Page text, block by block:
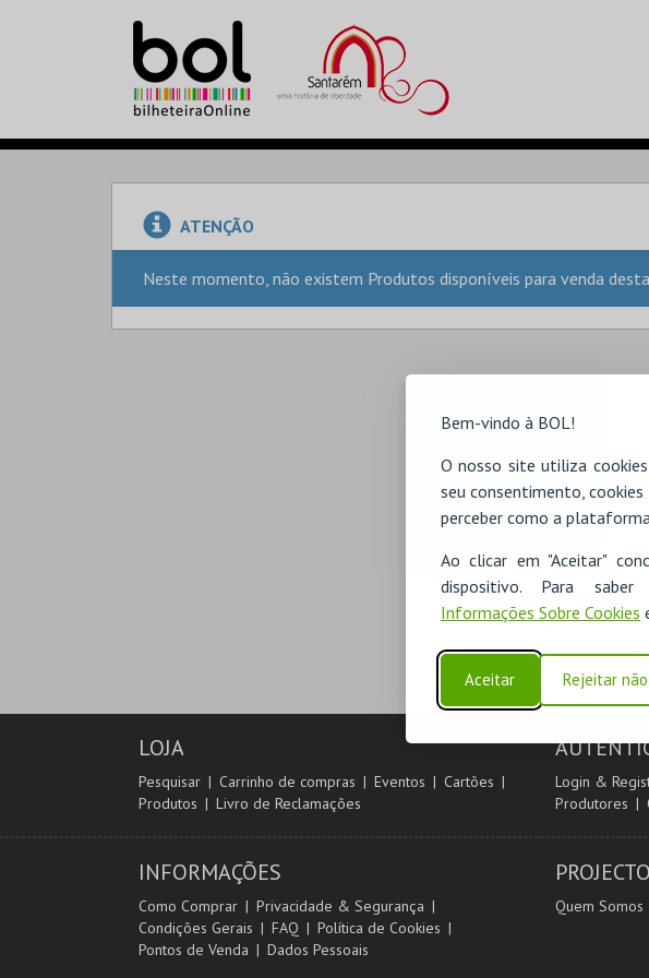
Bem-vindo à BOL!
O nosso site utiliza
seu consentimento, cookies
perceber como a
Ao clicar em "Aceitar"
dispositivo. Para
Informações Sobre Cookies
Aceitar Rejeitar
ATENÇÃO
Neste momento, não existem Produtos disponíveis para venda
LOJA
Pesquisar Carrinho de compras Eventos
Cartões
Produtos
Livro de Reclamações
Login &
Produtores
INFORMAÇÕES
Como Comprar
Privacidade & Segurança
Condições Gerais
FAQ
Política de Cookies
Pontos de Venda
Dados Pessoais
PROJECTO
Quem Somos